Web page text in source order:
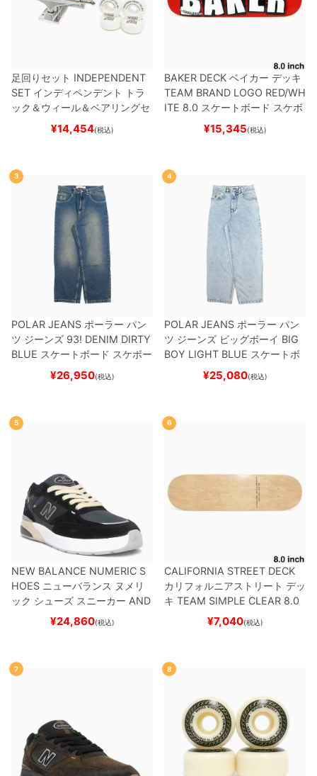
足回りセット INDEPENDENT
SET インディペンデント
トラ
ック＆ウィール＆ベアリングセ
（トリック用）
ード スケボー
¥14,454(税込)
BAKER DECK ベイカー デッキ
TEAM BRAND LOGO RED/WH
ITE 8.0 スケートボード スケボ
¥15,345(税込)
3
POLAR JEANS ポーラー パン
ツ ジーンズ 93! DENIM DIRTY
BLUE スケートボード スケボー
¥26,950(税込)
4
POLAR JEANS ポーラー パン
ツ ジーンズ ビッグボーイ BIG
BOY LIGHT BLUE スケートボ
ード スケボー
¥25,080(税込)
5
NEW BALANCE NUMERIC S
HOES ニューバランス ヌメリ
ック シューズ スニーカー AND
REW REYNOLDS 933
BLACK/NAVY
スケートボ
¥24,860(税込)
6
CALIFORNIA STREET DECK
カリフォルニアストリート デッ
キ TEAM SIMPLE CLEAR 8.0
ブランク（DSM）
ード スケボー
¥7,040(税込)
7 8